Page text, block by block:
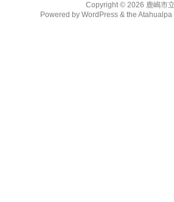
Copyright © 2026 鹿嶋市
Powered by WordPress& the Atahualpa